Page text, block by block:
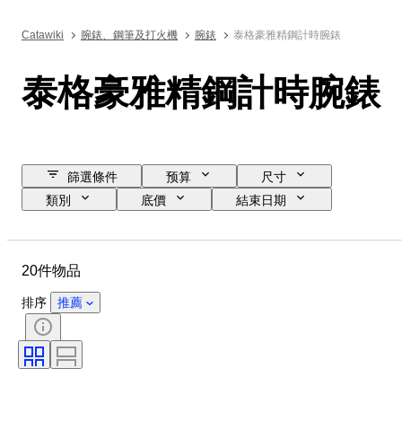
Catawiki 腕錶、鋼筆及打火機 腕錶 泰格豪雅精鋼計時腕錶
泰格豪雅精鋼計時腕錶
篩選條件 预算
尺寸
類別
底價
結束日期
時期
錶帶材質
錶殼直徑
20件物品
排序 推薦